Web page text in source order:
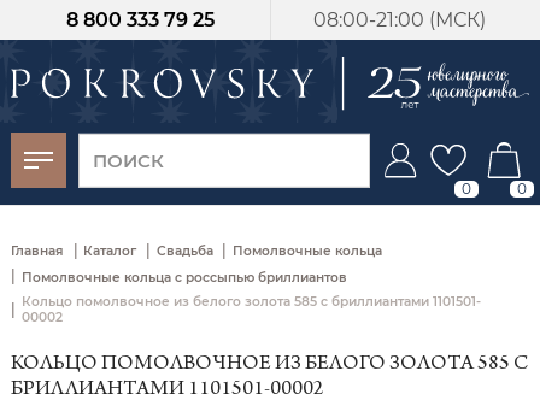
08:00-21:00 (МСК)
8 800 333 79 25
0 0
Главная | Каталог | Свадьба | Помолвочные кольца
Помолвочные кольца с россыпью бриллиантов
|
Кольцо помолвочное из белого золота 585 с бриллиантами 1101501-
00002
КОЛЬЦО ПОМОЛВОЧНОЕ ИЗ БЕЛОГО ЗОЛОТА 585 С
БРИЛЛИАНТАМИ 1101501-00002
-30%
от 15 дней с
момента оплаты